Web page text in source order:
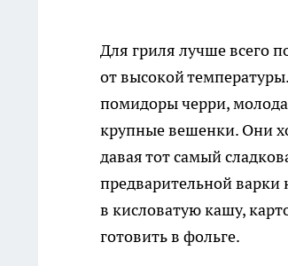
Для гриля лучше всего
от высокой
помидоры черри,
крупные вешенки. Они
давая тот самый
предварительной варки
в кисловатую кашу,
готовить в фольге.